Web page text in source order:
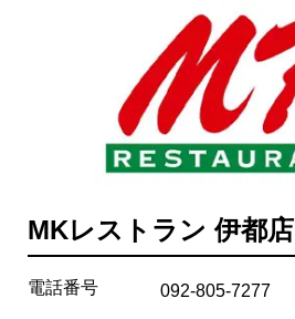
MKレストラン 伊都店
電話番号 092-805-7277